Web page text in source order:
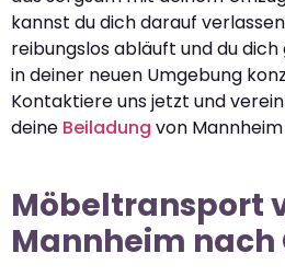
kannst du dich darauf
reibungslos abläuft und du dich
in deiner neuen Umgebung
Kontaktiere uns jetzt und
deine Beiladung von
Möbeltransport
Mannheim